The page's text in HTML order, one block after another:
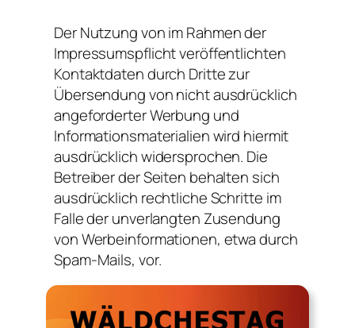
Der Nutzung von im Rahmen der
Impressumspflicht veröffentlichten
Kontaktdaten durch Dritte zur
Übersendung von nicht ausdrücklich
angeforderter Werbung und
Informationsmaterialien wird hiermit
ausdrücklich widersprochen. Die
Betreiber der Seiten behalten sich
ausdrücklich rechtliche Schritte im
Falle der unverlangten Zusendung
von Werbeinformationen, etwa durch
Spam-Mails, vor.